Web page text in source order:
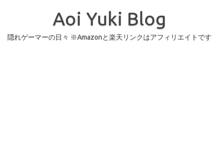
Aoi Yuki Blog
隠れゲーマーの日々 ※Amazonと楽天リンクはアフィリエイトです